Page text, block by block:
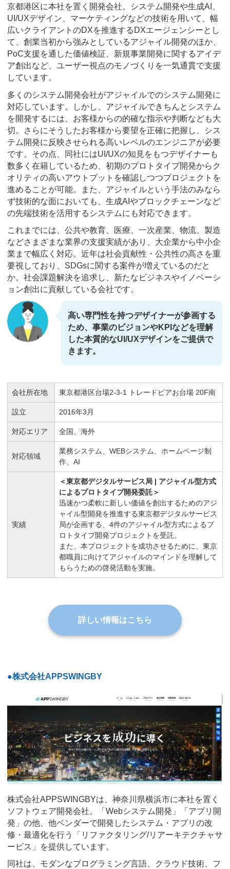
京都港区に本社を置く開発会社。システム開発や生成AI、
UI/UXデザイン、マーケティングなどの技術を用いて、幅
広いクライアントのDXを推進するDXエージェンシーとし
て、創業当初から強みとしているアジャイル開発のほか、
PoC支援を通した価値検証、新規事業開発に関するアイデ
ア創出など、ユーザー視点のモノづくりを一気通貫で支援
しています。
多くのシステム開発会社がアジャイルでのシステム開発に
対応しています。しかし、アジャイルできちんとシステム
を開発するには、お客様からの的確な指示や判断なども大
切。さらにそうしたお客様から要望を正確に把握し、シス
テム開発に反映させられる高いレベルのエンジニアが必要
です。その点、同社にはUI/UXの知見をもつデザイナーも
数多く在籍しているため、初期のプロトタイプ開発からク
オリティの高いアウトプットを確認しつつプロジェクトを
進めることが可能。また、アジャイルという手法のみなら
ず技術的な面においても、生成AIやブロックチェーンなど
の先端技術を活用するシステムにも対応できます。
これまでには、公共や教育、医療、一次産業、物流、製造
などさまざまな業界の支援実績があり、大企業から中小企
業まで幅広く対応。近年は社会貢献性・公共性の高さを重
要視しており、SDGsに関する案件が増えているのだと
か。社会課題解決を追求し、新たなビジネスやイノベーシ
ョン創出に貢献している会社です。
高い専門性を持つデザイナーが参画する
ため、事業のビジョンやKPIなどを理解
した本質的なUI/UXデザインをご提供で
きます。
会社所在地 東京都港区台場2-3-1 トレードピアお台場 20F南
設立 2016年3月
対応エリア 全国、海外
対応領域
業務システム、WEBシステム、ホームページ制
作、AI
実績
＜東京都デジタルサービス局 | アジャイル型方式
によるプロトタイプ開発委託＞
迅速かつ柔軟に新しい価値を創出するためのアジ
ャイル型開発を推進する東京都デジタルサービス
局が企画する、4件のアジャイル型方式によるプ
ロトタイプ開発プロジェクトを受託。
また、本プロジェクトを成功させるために、東京
都職員に向けてアジャイルのマインドを理解して
もらうための啓発活動を実施。
詳しい情報はこちら
●株式会社APPSWINGBY
株式会社APPSWINGBYは、神奈川県横浜市に本社を置く
ソフトウェア開発会社。「Webシステム開発」「アプリ開
発」の他、他ベンダーで開発したシステム・アプリの改
修・最適化を行う「リファクタリング/リアーキテクチャサ
ービス」を提供しています。
同社は、モダンなプログラミング言語、クラウド技術、フ